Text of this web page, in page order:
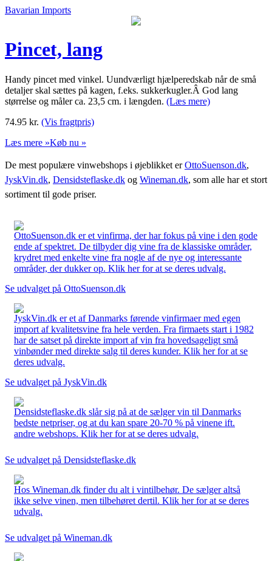
Bavarian Imports
Pincet, lang
Handy pincet med vinkel. Uundværligt hjælperedskab når de små
detaljer skal sættes på kagen, f.eks. sukkerkugler.Â God lang
størrelse og måler ca. 23,5 cm. i længden. (Læs mere)
74.95 kr. (Vis fragtpris)
Læs mere »Køb nu »
De mest populære vinwebshops i øjeblikket erOttoSuenson.dk,
JyskVin.dk, Densidsteflaske.dk og Wineman.dk, som alle har et stort
sortiment til gode priser.
OttoSuenson.dk er et vinfirma, der har fokus på vine i den gode
ende af spektret. De tilbyder dig vine fra de klassiske områder,
krydret med enkelte vine fra nogle af de nye og interessante
områder, der dukker op. Klik her for at se deres udvalg.
Se udvalget på OttoSuenson.dk
JyskVin.dk er et af Danmarks førende vinfirmaer med egen
import af kvalitetsvine fra hele verden. Fra firmaets start i 1982
har de satset på direkte import af vin fra hovedsageligt små
vinbønder med direkte salg til deres kunder. Klik her for at se
deres udvalg.
Se udvalget på JyskVin.dk
Densidsteflaske.dk slår sig på at de sælger vin til Danmarks
bedste netpriser, og at du kan spare 20-70 % på vinene ift.
andre webshops. Klik her for at se deres udvalg.
Se udvalget på Densidsteflaske.dk
Hos Wineman.dk finder du alt i vintilbehør. De sælger altså
ikke selve vinen, men tilbehøret dertil. Klik her for at se deres
udvalg.
Se udvalget på Wineman.dk